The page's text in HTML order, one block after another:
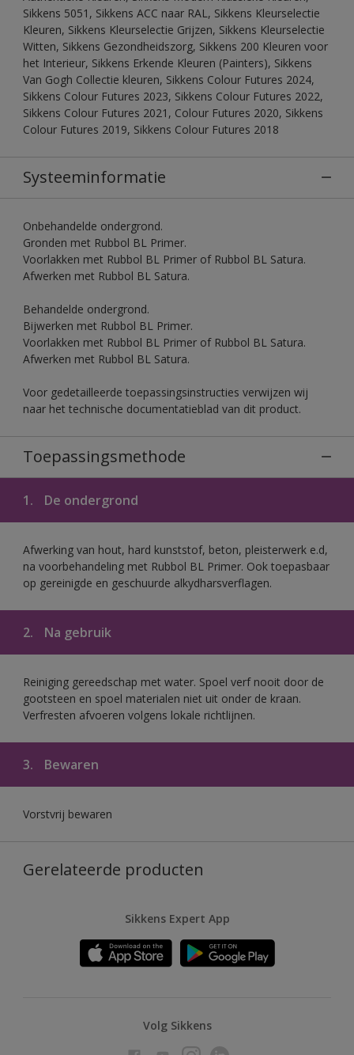
Sikkens 5051, Sikkens ACC naar RAL, Sikkens Kleurselectie
Kleuren, Sikkens Kleurselectie Grijzen, Sikkens Kleurselectie
Witten, Sikkens Gezondheidszorg, Sikkens 200 Kleuren voor
het Interieur, Sikkens Erkende Kleuren (Painters), Sikkens
Van Gogh Collectie kleuren, Sikkens Colour Futures 2024,
Sikkens Colour Futures 2023, Sikkens Colour Futures 2022,
Sikkens Colour Futures 2021, Colour Futures 2020, Sikkens
Colour Futures 2019, Sikkens Colour Futures 2018
Systeeminformatie
Onbehandelde ondergrond.
Gronden met Rubbol BL Primer.
Voorlakken met Rubbol BL Primer of Rubbol BL Satura.
Afwerken met Rubbol BL Satura.
Behandelde ondergrond.
Bijwerken met Rubbol BL Primer.
Voorlakken met Rubbol BL Primer of Rubbol BL Satura.
Afwerken met Rubbol BL Satura.
Voor gedetailleerde toepassingsinstructies verwijzen wij
naar het technische documentatieblad van dit product.
Toepassingsmethode
1. De ondergrond
Afwerking van hout, hard kunststof, beton, pleisterwerk e.d,
na voorbehandeling met Rubbol BL Primer. Ook toepasbaar
op gereinigde en geschuurde alkydharsverflagen.
2. Na gebruik
Reiniging gereedschap met water. Spoel verf nooit door de
gootsteen en spoel materialen niet uit onder de kraan.
Verfresten afvoeren volgens lokale richtlijnen.
3. Bewaren
Vorstvrij bewaren
Gerelateerde producten
Sikkens Expert App
Volg Sikkens